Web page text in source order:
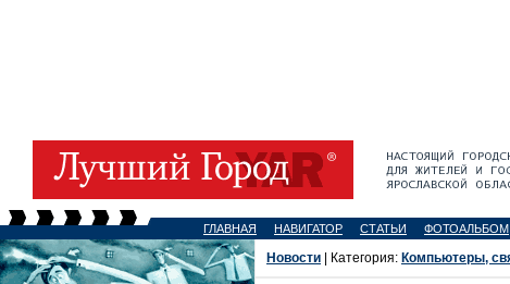
ГЛАВНАЯ НАВИГАТОР СТАТЬИ ФОТОАЛЬБОМ
Новости | Категория: Компьютеры,